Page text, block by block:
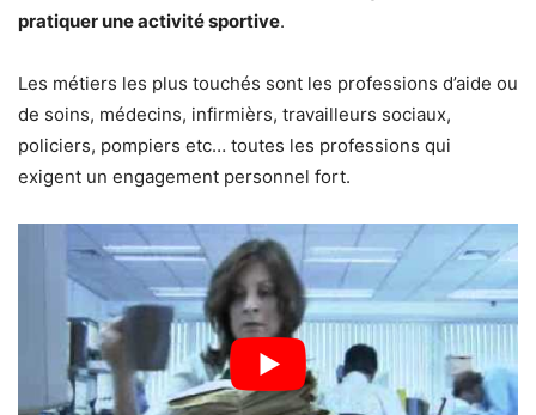
pratiquer une activité sportive.
Les métiers les plus touchés sont les professions d’aide ou
de soins, médecins, infirmièrs, travailleurs sociaux,
policiers, pompiers etc… toutes les professions qui
exigent un engagement personnel fort.